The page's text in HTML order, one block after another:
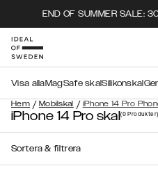
END OF SUMMER SALE:
Hem / Mobilskal / iPhone 14 Pro
Visa allaMagSafe skalSilikonskal
iPhone 14 Pro skal(0Produkter)
Sortera & filtrera